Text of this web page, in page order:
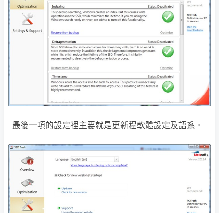
最後一項的設定裡主要就是更新程軟體設定及語系。